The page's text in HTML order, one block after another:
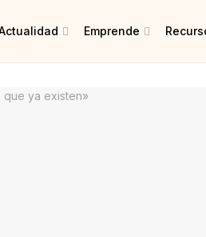
Emprende